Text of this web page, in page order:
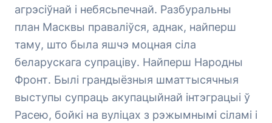
агрэсіўнай і небясьпечнай. Разбуральны
план Масквы праваліўся, аднак, найперш
таму, што была яшчэ моцная сіла
беларускага супраціву. Найперш Народны
Фронт. Былі грандыёзныя шматтысячныя
выступы супраць акупацыйнай інтэграцыі ў
Расею, бойкі на вуліцах з рэжымнымі сіламі і